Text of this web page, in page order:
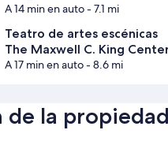
A 14 min en auto- 7.1 mi
Teatro de artes escénicas
The Maxwell C. King
A 17 min en auto- 8.6 mi
de la propiedad